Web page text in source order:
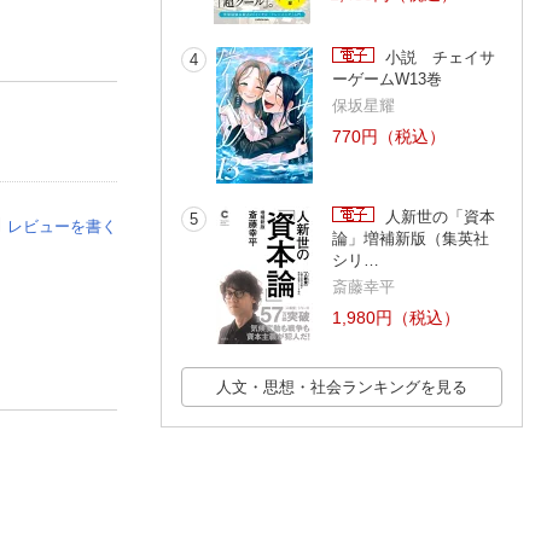
レビューを書く
4
小説 チェイサ
ーゲームW13巻
保坂星耀
770円（税込）
5
人新世の「資本
論」増補新版（集英社
シリ…
斎藤幸平
1,980円（税込）
人文・思想・社会ランキングを見る